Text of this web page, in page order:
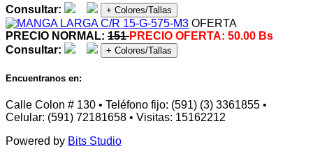
Consultar:
+ Colores/Tallas
OFERTA
PRECIO NORMAL: 151PRECIO OFERTA: 50.00 Bs
Consultar:
+ Colores/Tallas
Encuentranos en:
Calle Colon # 130 • Teléfono fijo: (591) (3) 3361855 •
Celular: (591) 72181658 • Visitas: 15162212
Powered by Bits Studio